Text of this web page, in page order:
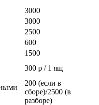
3000
3000
2500
600
1500
300 р / 1 ящ
200 (если в
сборе)/2500 (в
разборе)